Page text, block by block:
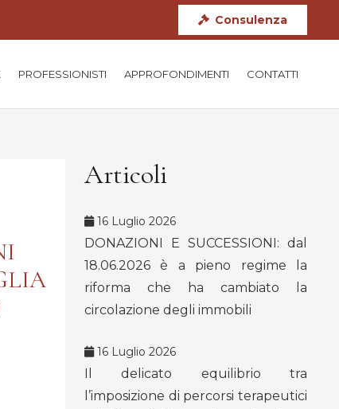
Consulenza
PROFESSIONISTI APPROFONDIMENTI CONTATTI
Articoli
16 Luglio 2026
DONAZIONI E SUCCESSIONI: dal
18.06.2026 è a pieno regime la
riforma che ha cambiato la
circolazione degli immobili
16 Luglio 2026
Il delicato equilibrio tra
l’imposizione di percorsi terapeutici